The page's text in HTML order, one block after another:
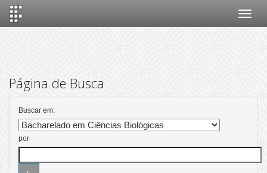
Página de Busca
Buscar em:
por